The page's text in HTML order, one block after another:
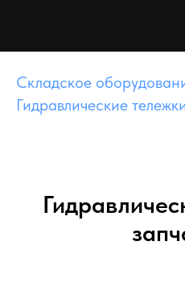
Складское
Гидравлические